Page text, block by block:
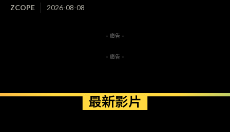
ZCOPE 2026-08-08
- 廣告 -
- 廣告 -
最新影片